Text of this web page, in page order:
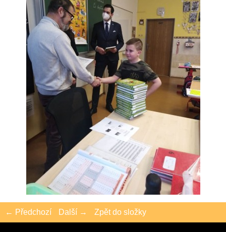
← Předchozí Další → Zpět do složky